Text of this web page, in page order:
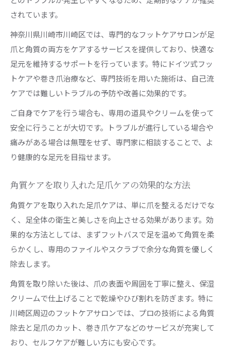
されています。
神奈川県川崎市川崎区では、専門的なフットケアサロンが足
爪と角質の両方をケアするサービスを提供しており、快適な
足元を維持するサポートを行っています。特にドイツ式フッ
トケアや巻き爪治療など、専門技術を用いた施術は、自己流
ケアでは難しいトラブルの予防や改善に効果的です。
ご自身でケアを行う場合も、専用の道具やクリームを使って
安全に行うことが大切です。トラブルが進行している場合や
痛みがある場合は無理をせず、専門家に相談することで、よ
り健康的な足元を目指せます。
角質ケアを取り入れた足爪ケアの効果的な方法
角質ケアを取り入れた足爪ケアは、単に爪を整えるだけでな
く、足全体の衛生と美しさを向上させる効果があります。効
果的な方法としては、まずフットバスで足を温めて角質を柔
らかくし、専用のファイルやスクラブで余分な角質を優しく
除去します。
角質を取り除いた後は、爪の表面や周囲を丁寧に整え、保湿
クリームで仕上げることで乾燥やひび割れを防ぎます。特に
川崎区周辺のフットケアサロンでは、プロの技術による角質
除去と足爪のカット、巻き爪ケアなどのサービスが充実して
おり、セルフケアが難しい方にも安心です。